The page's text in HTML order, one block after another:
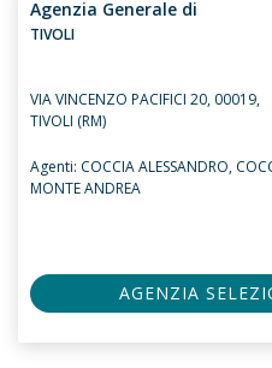
Agenzia Generale di
TIVOLI
VIA VINCENZO PACIFICI 20, 00019,
TIVOLI (RM)
Agenti: COCCIA ALESSANDRO,
MONTE ANDREA
AGENZIA